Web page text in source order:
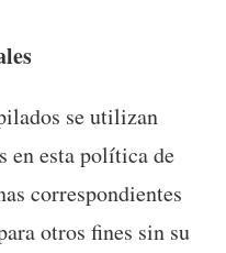
se utilizan
en esta política de
correspondientes
otros fines sin su